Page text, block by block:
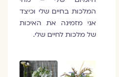
המלכות בחיים שלי וכיצד
אני מזמינה את האיכות
של מלכות לחיים שלי.